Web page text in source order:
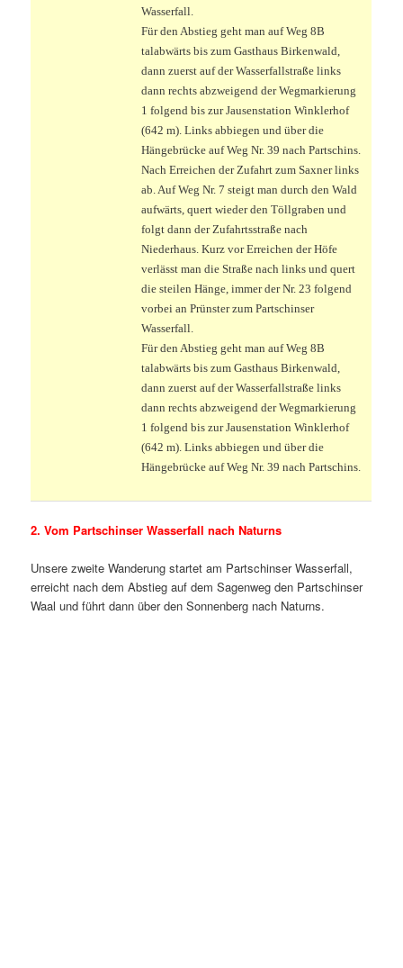
Wasserfall.
Für den Abstieg geht man auf Weg 8B
talabwärts bis zum Gasthaus Birkenwald,
dann zuerst auf der Wasserfallstraße links
dann rechts abzweigend der Wegmarkierung
1 folgend bis zur Jausenstation Winklerhof
(642 m). Links abbiegen und über die
Hängebrücke auf Weg Nr. 39 nach Partschins.
Nach Erreichen der Zufahrt zum Saxner links
ab. Auf Weg Nr. 7 steigt man durch den Wald
aufwärts, quert wieder den Töllgraben und
folgt dann der Zufahrtsstraße nach
Niederhaus. Kurz vor Erreichen der Höfe
verlässt man die Straße nach links und quert
die steilen Hänge, immer der Nr. 23 folgend
vorbei an Prünster zum Partschinser
Wasserfall.
Für den Abstieg geht man auf Weg 8B
talabwärts bis zum Gasthaus Birkenwald,
dann zuerst auf der Wasserfallstraße links
dann rechts abzweigend der Wegmarkierung
1 folgend bis zur Jausenstation Winklerhof
(642 m). Links abbiegen und über die
Hängebrücke auf Weg Nr. 39 nach Partschins.
2. Vom Partschinser Wasserfall nach Naturns
Unsere zweite Wanderung startet am Partschinser Wasserfall,
erreicht nach dem Abstieg auf dem Sagenweg den Partschinser
Waal und führt dann über den Sonnenberg nach Naturns.